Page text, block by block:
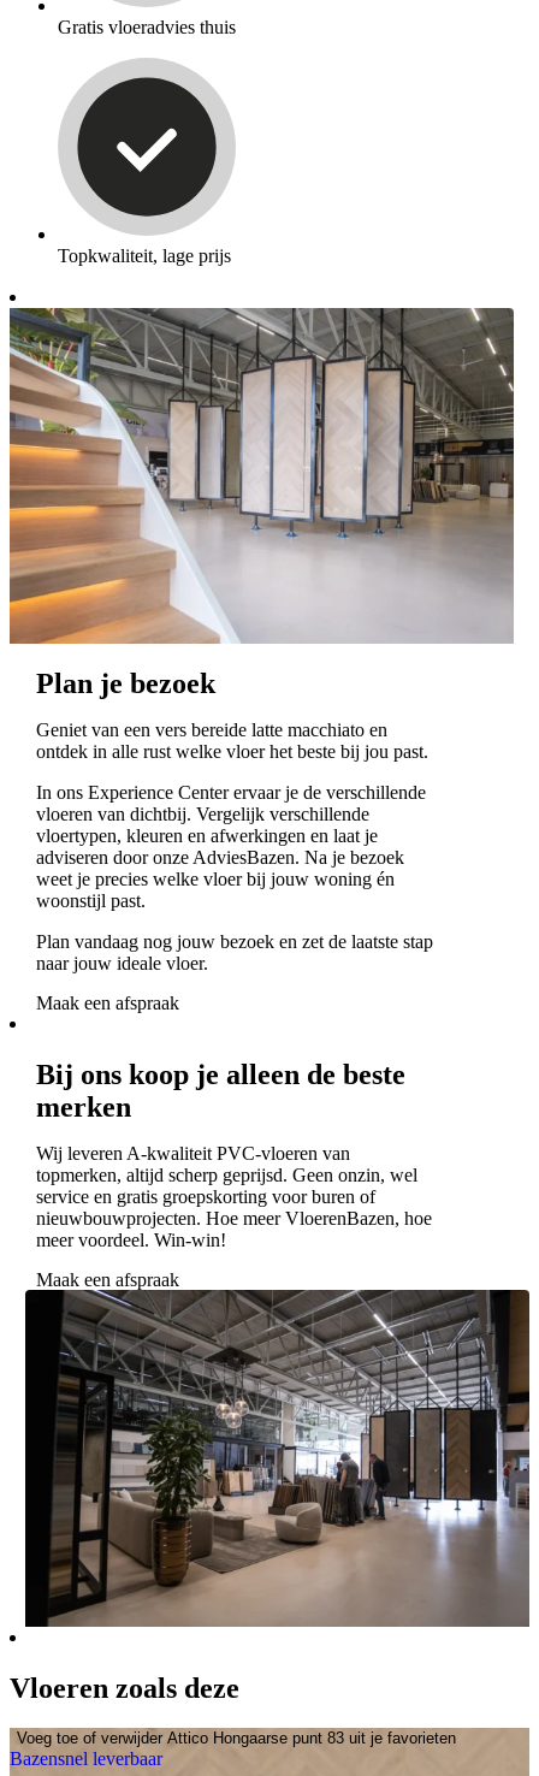
Gratis vloeradvies thuis
Topkwaliteit, lage prijs
Plan je bezoek
Geniet van een vers bereide latte macchiato en
ontdek in alle rust welke vloer het beste bij jou past.
In ons Experience Center ervaar je de verschillende
vloeren van dichtbij. Vergelijk verschillende
vloertypen, kleuren en afwerkingen en laat je
adviseren door onze AdviesBazen. Na je bezoek
weet je precies welke vloer bij jouw woning én
woonstijl past.
Plan vandaag nog jouw bezoek en zet de laatste stap
naar jouw ideale vloer.
Maak een afspraak
Bij ons koop je alleen de beste
merken
Wij leveren A-kwaliteit PVC-vloeren van
topmerken, altijd scherp geprijsd. Geen onzin, wel
service en gratis groepskorting voor buren of
nieuwbouwprojecten. Hoe meer VloerenBazen, hoe
meer voordeel. Win-win!
Maak een afspraak
Vloeren zoals deze
Voeg toe of verwijder Attico Hongaarse punt 83 uit je favorieten
Bazensnel leverbaar